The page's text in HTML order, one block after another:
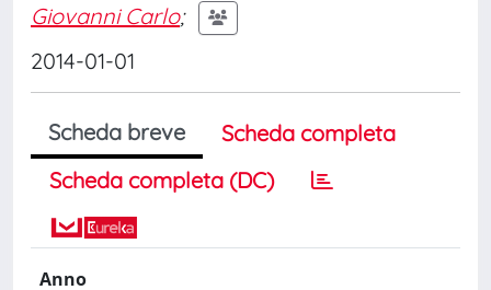
Giovanni Carlo;
2014-01-01
Scheda breve
Scheda completa
Scheda completa (DC)
Anno